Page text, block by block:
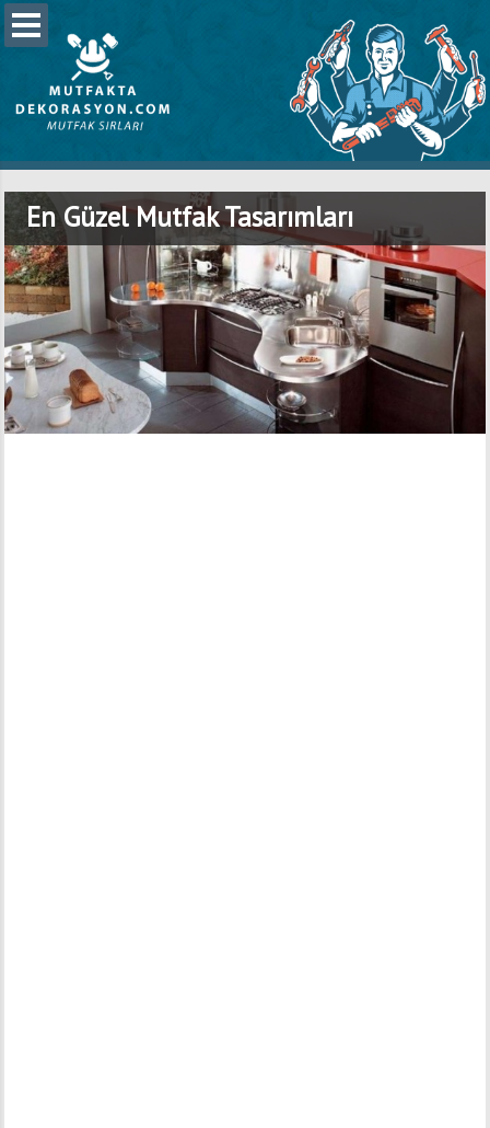
En Güzel Mutfak Tasarımları